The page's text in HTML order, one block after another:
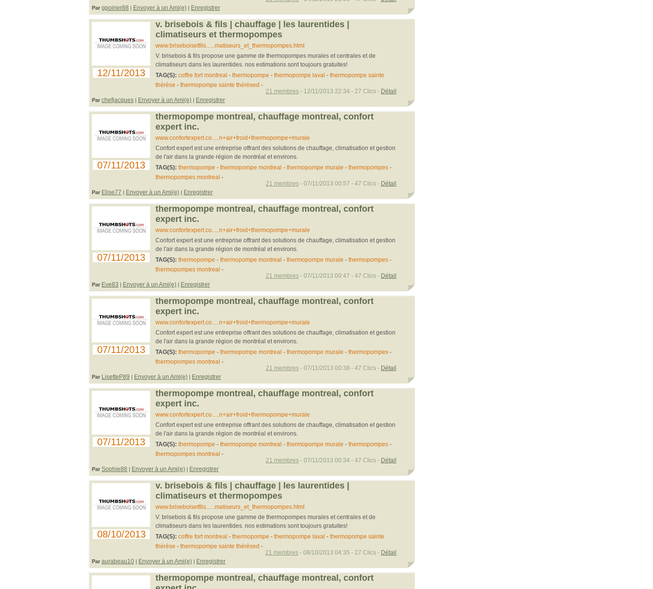
Par gpoirier88 | Envoyer à un Ami(e) | Enregistrer
12/11/2013
v. brisebois & fils | chauffage | les laurentides |
climatiseurs et thermopompes
www.briseboisetfils......matiseurs_et_thermopompes.html
V. brisebois & fils propose une gamme de thermopompes murales et centrales et de
climatiseurs dans les laurentides. nos estimations sont toujours gratuites!
TAG(S): coffre fort montreal - thermopompe - thermopompe laval - thermopompe sainte
thérèse - thermopompe sainte thérèsed -
Par chefjacques | Envoyer à un Ami(e) | Enregistrer
21 membres- 12/11/2013 22:34 - 27 Clics - Détail
07/11/2013
thermopompe montreal, chauffage montreal, confort
expert inc.
www.confortexpert.co.....n+air+froid+thermopompe+murale
Confort expert est une entreprise offrant des solutions de chauffage, climatisation et gestion
de l'air dans la grande région de montréal et environs.
TAG(S): thermopompe - thermopompe montreal - thermopompe murale - thermopompes-
thermopompes montreal -
Par Elise77 | Envoyer à un Ami(e) | Enregistrer
21 membres- 07/11/2013 00:57 - 47 Clics - Détail
07/11/2013
thermopompe montreal, chauffage montreal, confort
expert inc.
www.confortexpert.co.....n+air+froid+thermopompe+murale
Confort expert est une entreprise offrant des solutions de chauffage, climatisation et gestion
de l'air dans la grande région de montréal et environs.
TAG(S): thermopompe - thermopompe montreal - thermopompe murale - thermopompes-
thermopompes montreal -
Par Eve83 | Envoyer à un Ami(e) | Enregistrer
21 membres- 07/11/2013 00:47 - 47 Clics - Détail
07/11/2013
thermopompe montreal, chauffage montreal, confort
expert inc.
www.confortexpert.co.....n+air+froid+thermopompe+murale
Confort expert est une entreprise offrant des solutions de chauffage, climatisation et gestion
de l'air dans la grande région de montréal et environs.
TAG(S): thermopompe - thermopompe montreal - thermopompe murale - thermopompes-
thermopompes montreal -
Par LisetteP89 | Envoyer à un Ami(e) | Enregistrer
21 membres- 07/11/2013 00:38 - 47 Clics - Détail
07/11/2013
thermopompe montreal, chauffage montreal, confort
expert inc.
www.confortexpert.co.....n+air+froid+thermopompe+murale
Confort expert est une entreprise offrant des solutions de chauffage, climatisation et gestion
de l'air dans la grande région de montréal et environs.
TAG(S): thermopompe - thermopompe montreal - thermopompe murale - thermopompes-
thermopompes montreal -
Par Sophie88 | Envoyer à un Ami(e) | Enregistrer
21 membres- 07/11/2013 00:34 - 47 Clics - Détail
08/10/2013
v. brisebois & fils | chauffage | les laurentides |
climatiseurs et thermopompes
www.briseboisetfils......matiseurs_et_thermopompes.html
V. brisebois & fils propose une gamme de thermopompes murales et centrales et de
climatiseurs dans les laurentides. nos estimations sont toujours gratuites!
TAG(S): coffre fort montreal - thermopompe - thermopompe laval - thermopompe sainte
thérèse - thermopompe sainte thérèsed -
Par aurabeau10 | Envoyer à un Ami(e) | Enregistrer
21 membres - 08/10/2013 04:35 - 27 Clics - Détail
thermopompe montreal, chauffage montreal, confort